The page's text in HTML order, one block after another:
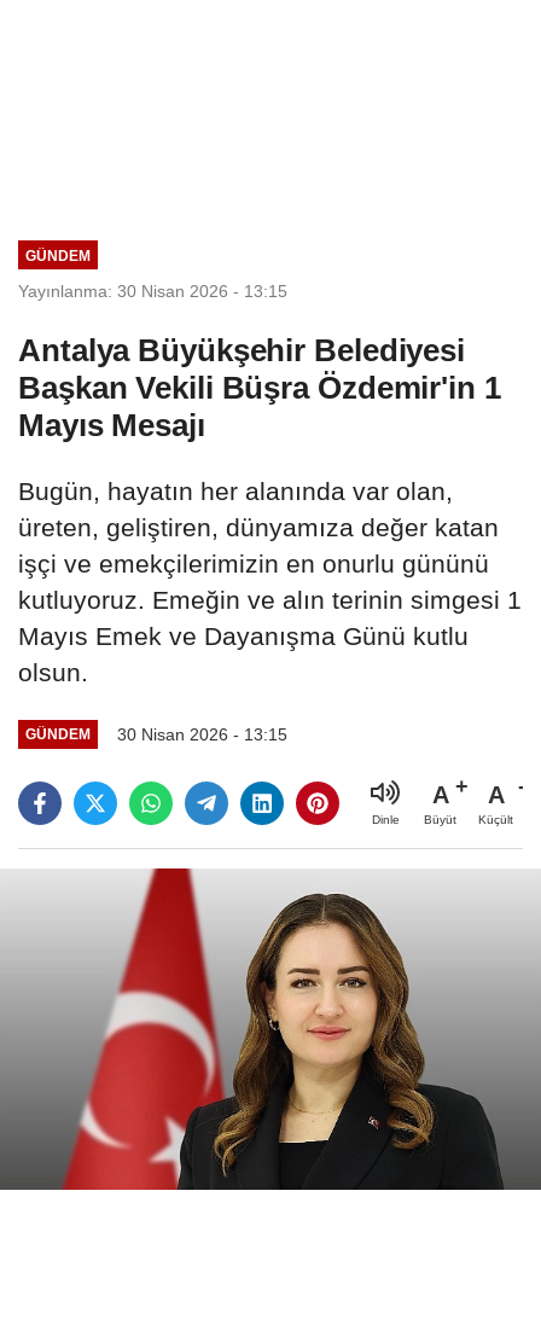
GÜNDEM
Yayınlanma: 30 Nisan 2026 - 13:15
Antalya Büyükşehir Belediyesi
Başkan Vekili Büşra Özdemir'in 1
Mayıs Mesajı
Bugün, hayatın her alanında var olan,
üreten, geliştiren, dünyamıza değer katan
işçi ve emekçilerimizin en onurlu gününü
kutluyoruz. Emeğin ve alın terinin simgesi 1
Mayıs Emek ve Dayanışma Günü kutlu
olsun.
GÜNDEM 30 Nisan 2026 - 13:15
Dinle
A
Büyüt
A
Küçült